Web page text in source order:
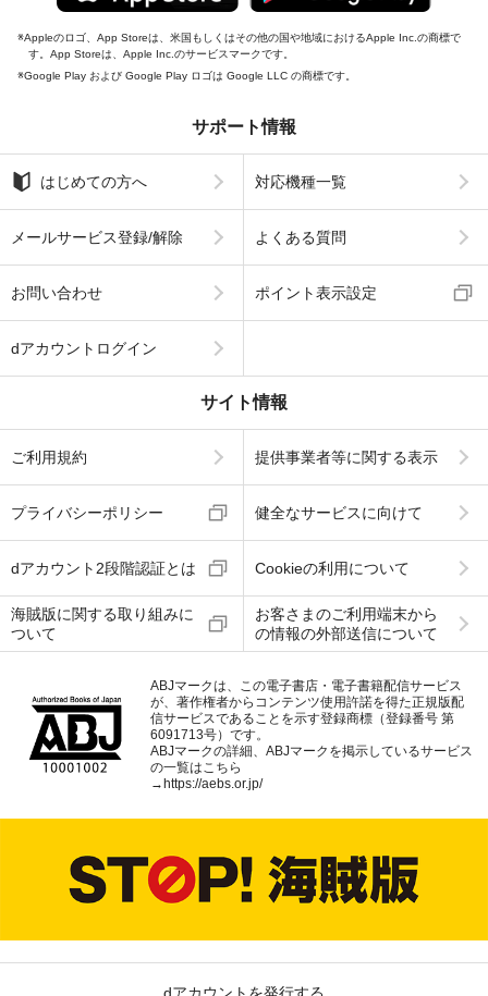
Appleのロゴ、App Storeは、米国もしくはその他の国や地域におけるApple Inc.の商標で
す。App Storeは、Apple Inc.のサービスマークです。
Google Play および Google Play ロゴは Google LLC の商標です。
サポート情報
はじめての方へ 対応機種一覧
メールサービス登録/解除 よくある質問
お問い合わせ ポイント表示設定
dアカウントログイン
サイト情報
ご利用規約 提供事業者等に関する表示
プライバシーポリシー 健全なサービスに向けて
dアカウント2段階認証とは Cookieの利用について
海賊版に関する取り組みに
ついて
お客さまのご利用端末から
の情報の外部送信について
ABJマークは、この電子書店・電子書籍配信サービス
が、著作権者からコンテンツ使用許諾を得た正規版配
信サービスであることを示す登録商標（登録番号 第
6091713号）です。
ABJマークの詳細、ABJマークを掲示しているサービス
の一覧はこちら
→https://aebs.or.jp/
dアカウントを発行する